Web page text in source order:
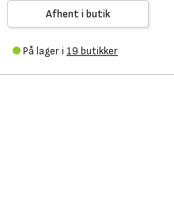
Afhent i butik
På lager i 19 butikker